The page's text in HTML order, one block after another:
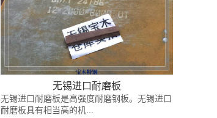
无锡进口耐磨板
无锡进口耐磨板是高强度耐磨钢板。无锡进口
耐磨板具有相当高的机...